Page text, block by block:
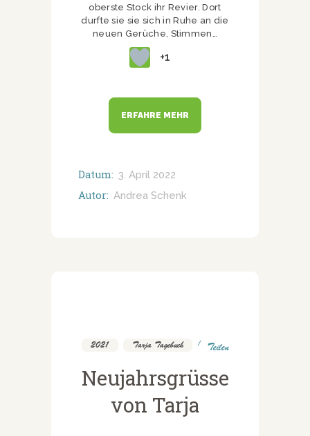
oberste Stock ihr Revier. Dort
durfte sie sie sich in Ruhe an die
neuen Gerüche, Stimmen…
+1
ERFAHRE MEHR
Datum: 3. April 2022
Autor: Andrea Schenk
2021 Tarja Tagebuch Teilen
Neujahrsgrüsse
von Tarja